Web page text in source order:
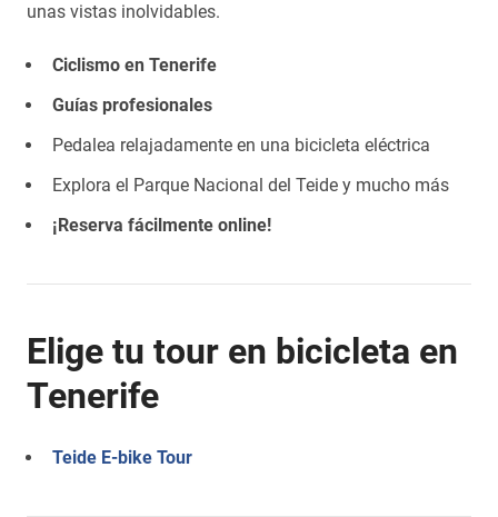
unas vistas inolvidables.
Ciclismo en Tenerife
Guías profesionales
Pedalea relajadamente en una bicicleta eléctrica
Explora el Parque Nacional del Teide y mucho más
¡Reserva fácilmente online!
Elige tu tour en bicicleta en
Tenerife
Teide E-bike Tour